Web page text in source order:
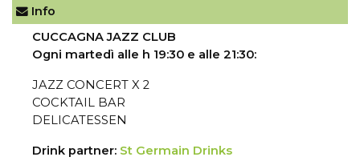
Info
CUCCAGNA JAZZ CLUB
Ogni martedì alle h 19:30 e alle 21:30:
JAZZ CONCERT X 2
COCKTAIL BAR
DELICATESSEN
Drink partner: St Germain Drinks